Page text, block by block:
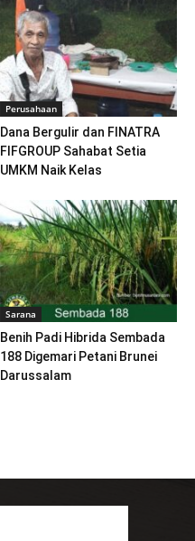
Perusahaan
Dana Bergulir dan FINATRA
FIFGROUP Sahabat Setia
UMKM Naik Kelas
Sarana
Benih Padi Hibrida Sembada
188 Digemari Petani Brunei
Darussalam